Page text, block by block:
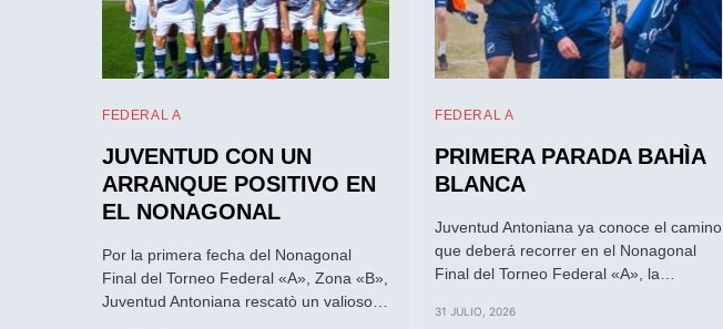
FEDERAL A
JUVENTUD CON UN
ARRANQUE POSITIVO EN
EL NONAGONAL
Por la primera fecha del Nonagonal
Final del Torneo Federal «A», Zona «B»,
Juventud Antoniana rescatò un valioso…
FEDERAL A
PRIMERA PARADA BAHÌA
BLANCA
Juventud Antoniana ya conoce el camino
que deberá recorrer en el Nonagonal
Final del Torneo Federal «A», la…
31 JULIO, 2026